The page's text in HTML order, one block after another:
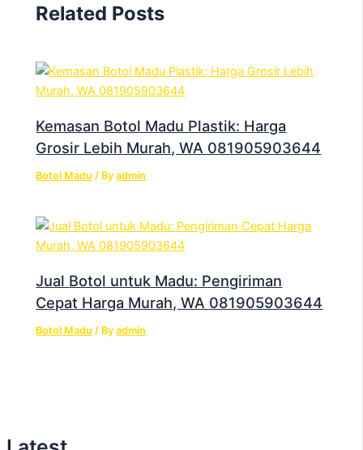
Related Posts
Kemasan Botol Madu Plastik: Harga
Grosir Lebih Murah, WA 081905903644
Botol Madu / Byadmin
Jual Botol untuk Madu: Pengiriman
Cepat Harga Murah, WA 081905903644
Botol Madu / Byadmin